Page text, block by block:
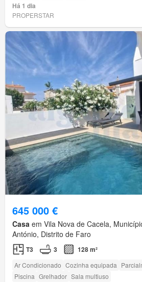
Há 1 dia
PROPERSTAR
645 000 €
Casa em Vila Nova de Cacela,
António, Distrito de Faro
T3 3 128 m²
Ar Condicionado Cozinha equipada
Piscina Grelhador Sala multiuso